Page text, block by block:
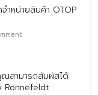
ำหน่ายสินค้า OTOP
สามารถสัมผัสได้
Ronnefeldt